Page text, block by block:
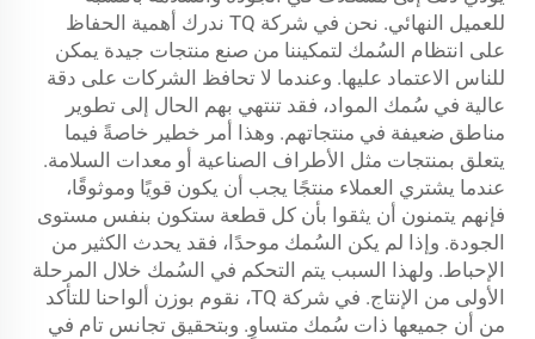
للعميل النهائي. نحن في شركة TQ ندرك أهمية الحفاظ
على انتظام السُمك لتمكيننا من صنع منتجات جيدة يمكن
للناس الاعتماد عليها. وعندما لا تحافظ الشركات على دقة
عالية في سُمك المواد، فقد تنتهي بهم الحال إلى تطوير
مناطق ضعيفة في منتجاتهم. وهذا أمر خطير خاصةً فيما
يتعلق بمنتجات مثل الأطراف الصناعية أو معدات السلامة.
عندما يشتري العملاء منتجًا يجب أن يكون قويًا وموثوقًا،
فإنهم يتمنون أن يثقوا بأن كل قطعة ستكون بنفس مستوى
الجودة. وإذا لم يكن السُمك موحدًا، فقد يحدث الكثير من
الإحباط. ولهذا السبب يتم التحكم في السُمك خلال المرحلة
الأولى من الإنتاج. في شركة TQ، نقوم بوزن ألواحنا للتأكد
من أن جميعها ذات سُمك متساوٍ. وبتحقيق تجانس تام في